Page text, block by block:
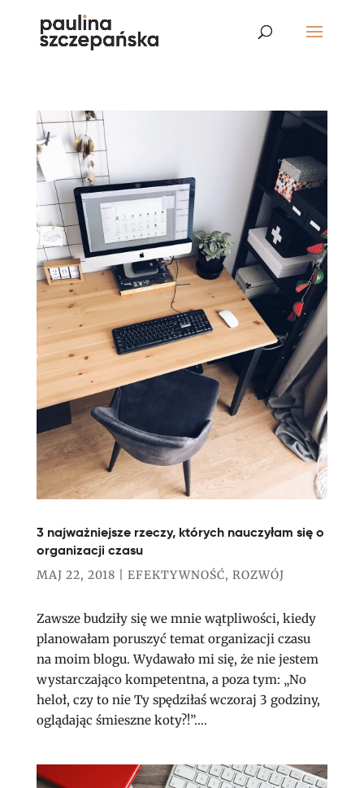
3 najważniejsze rzeczy, których nauczyłam się o
organizacji czasu
MAJ 22, 2018 EFEKTYWNOŚĆ, ROZWÓJ
Zawsze budziły się we mnie wątpliwości, kiedy
planowałam poruszyć temat organizacji czasu
na moim blogu. Wydawało mi się, że nie jestem
wystarczająco kompetentna, a poza tym: „No
heloł, czy to nie Ty spędziłaś wczoraj 3 godziny,
oglądając śmieszne koty?!”....